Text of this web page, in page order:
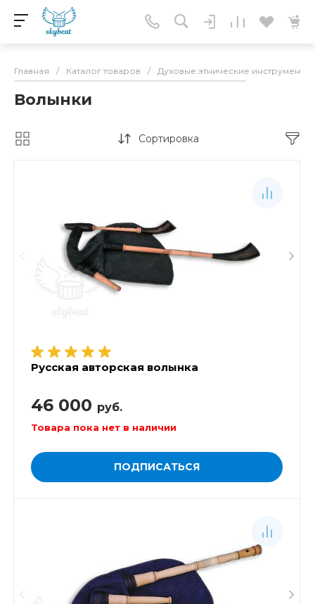
Главная / Каталог товаров / Духовые этнические инструменты
Волынки
Сортировка
Русская авторская волынка
46 000 руб.
Товара пока нет в наличии
ПОДПИСАТЬСЯ